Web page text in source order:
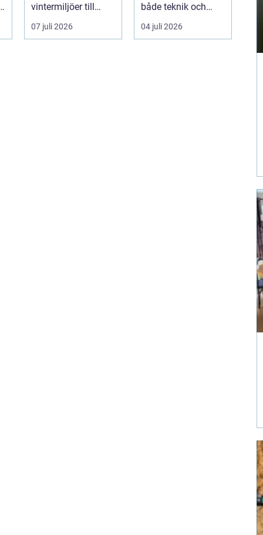
vintermiljöer till
dammiga
sommarvägar. Bilen
07 juli 2026
både teknik och
plånbok. Vintrarna
är långa, ...
04 juli 2026